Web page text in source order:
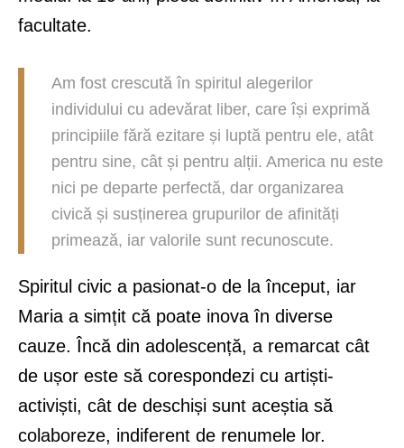
facultate.
Am fost crescută în spiritul alegerilor
individului cu adevărat liber, care își exprimă
principiile fără ezitare și luptă pentru ele, atât
pentru sine, cât și pentru alții. America nu este
nici pe departe perfectă, dar organizarea
civică și susținerea grupurilor de afinități
primează, iar valorile sunt recunoscute.
Spiritul civic a pasionat-o de la început, iar
Maria a simțit că poate inova în diverse
cauze. Încă din adolescență, a remarcat cât
de ușor este să corespondezi cu artiști-
activiști, cât de deschiși sunt aceștia să
colaboreze, indiferent de renumele lor.